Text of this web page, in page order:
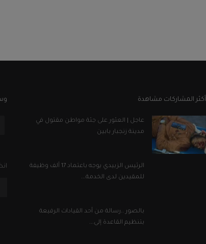
أكثر المشاركات مشاهدة
عاجل | العثور على جثة مواطن مقتول في
مدينة زنجبار بابين
الرئيس الزبيدي يوجه باعتماد 17 ألف وظيفة
للمقيدين لدى الخدمة...
بالصور ..رسالة من أحد القيادات الرفيعة
بتنظيم القاعدة إلى...